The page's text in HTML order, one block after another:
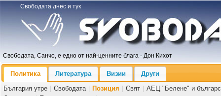
Свободата днес и тук
Свободата, Санчо, е едно от най-ценните блага - Дон Кихот
Политика Литература Визии
Други
България утре
Свободата Позиция Свят
АЕЦ "Белене" и